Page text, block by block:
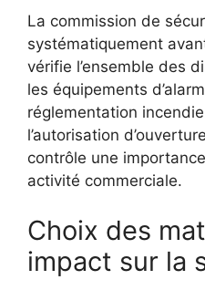
La commission de
systématiquement
vérifie l’ensemble des
les équipements
réglementation
l’autorisation
contrôle une
activité commerciale.
Choix des
impact sur la